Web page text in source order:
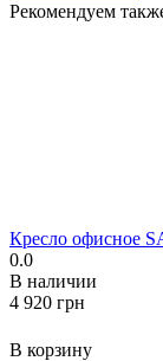
Рекомендуем
Кресло офисное
0.0
В наличии
‍4 920‍ грн
В корзину